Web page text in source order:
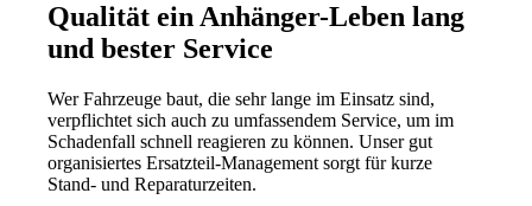
Qualität ein Anhänger-Leben lang
und bester Service
Wer Fahrzeuge baut, die sehr lange im Einsatz sind,
verpflichtet sich auch zu umfassendem Service, um im
Schadenfall schnell reagieren zu können. Unser gut
organisiertes Ersatzteil-Management sorgt für kurze
Stand- und Reparaturzeiten.